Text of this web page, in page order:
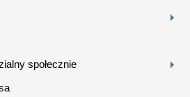
społecznie